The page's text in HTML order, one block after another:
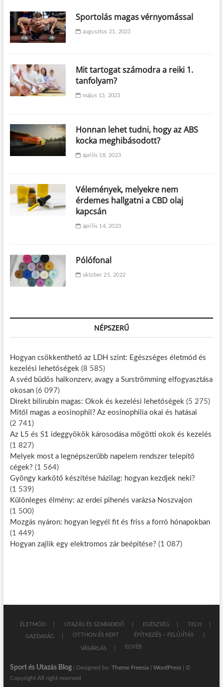
Sportolás magas vérnyomással
augusztus 21, 2023
Mit tartogat számodra a reiki 1.
tanfolyam?
május 13, 2023
Honnan lehet tudni, hogy az ABS
kocka meghibásodott?
április 18, 2023
Vélemények, melyekre nem
érdemes hallgatni a CBD olaj
kapcsán
április 14, 2023
Pólófonal
október 25, 2022
NÉPSZERŰ
Hogyan csökkenthető az LDH szint: Egészséges életmód és
kezelési lehetőségek (8 585)
A svéd büdös halkonzerv, avagy a Surströmming elfogyasztása
okosan (6 097)
Direkt bilirubin magas: Okok és kezelési lehetőségek (5 275)
Mitől magas a eosinophil? Az eosinophilia okai és hatásai
(2 741)
Az L5 és S1 ideggyökök károsodása mögötti okok és kezelés
(1 827)
Melyek most a legnépszerűbb napelem rendszer telepítő
cégek? (1 564)
Gyöngy karkötő készítése házilag: hogyan kezdjek neki?
(1 539)
Különleges élmény: az erdei pihenés varázsa Noszvajon
(1 500)
Mozgás nyáron: hogyan legyél fit és friss a forró hónapokban
(1 449)
Hogyan zajlik egy elektromos zár beépítése? (1 087)
ÉLETMÓD UTAZÁS ÉS SZABADIDŐ EGÉSZSÉG TECH
GAZDASÁG OTTHON ÉS KERT ÉPÍTKEZÉS – FELÚJÍTÁS
VÁSÁRLÁS EGYÉB
Sport és Utazás Blog| Designed by: Theme Freesia WordPress| ©
Copyright All right reserved